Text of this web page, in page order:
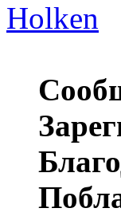
Holken